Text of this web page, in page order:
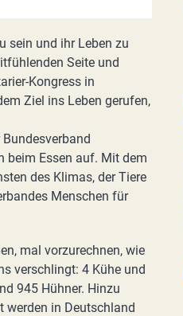
sein und ihr Leben zu
Seite und
Kongress in
Ziel ins Leben gerufen,
beim Essen auf. Mit dem
des Klimas, der Tiere
Menschen für
mal vorzurechnen, wie
verschlingt: 4 Kühe und
945 Hühner. Hinzu
werden in Deutschland